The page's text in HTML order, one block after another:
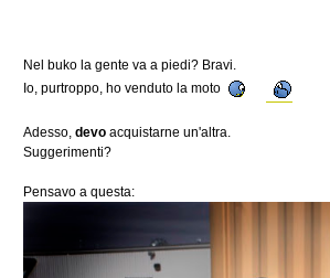
Nel buko la gente va a piedi? Bravi.
Io, purtroppo, ho venduto la moto
Adesso, devo acquistarne un'altra.
Suggerimenti?
Pensavo a questa: